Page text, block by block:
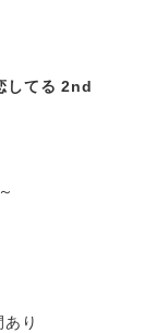
してる 2nd
り